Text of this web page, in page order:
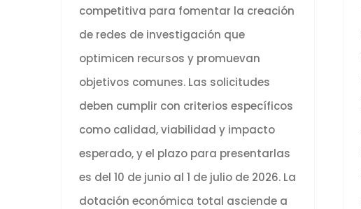
competitiva para fomentar la creación
de redes de investigación que
optimicen recursos y promuevan
objetivos comunes. Las solicitudes
deben cumplir con criterios específicos
como calidad, viabilidad y impacto
esperado, y el plazo para presentarlas
es del 10 de junio al 1 de julio de 2026. La
dotación económica total asciende a